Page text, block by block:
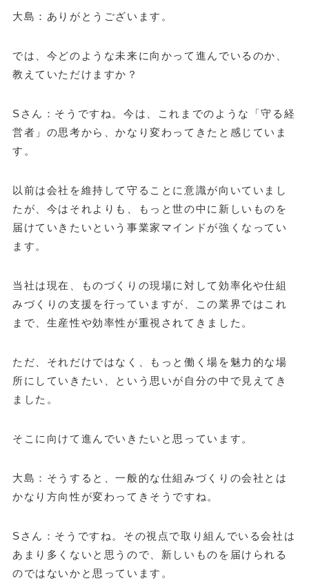
大島：ありがとうございます。
では、今どのような未来に向かって進んでいるのか、
教えていただけますか？
Sさん：そうですね。今は、これまでのような「守る経
営者」の思考から、かなり変わってきたと感じていま
す。
以前は会社を維持して守ることに意識が向いていまし
たが、今はそれよりも、もっと世の中に新しいものを
届けていきたいという事業家マインドが強くなってい
ます。
当社は現在、ものづくりの現場に対して効率化や仕組
みづくりの支援を行っていますが、この業界ではこれ
まで、生産性や効率性が重視されてきました。
ただ、それだけではなく、もっと働く場を魅力的な場
所にしていきたい、という思いが自分の中で見えてき
ました。
そこに向けて進んでいきたいと思っています。
大島：そうすると、一般的な仕組みづくりの会社とは
かなり方向性が変わってきそうですね。
Sさん：そうですね。その視点で取り組んでいる会社は
あまり多くないと思うので、新しいものを届けられる
のではないかと思っています。